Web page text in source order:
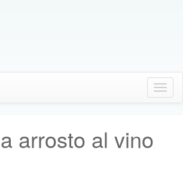
Click
Me
arrosto al vino